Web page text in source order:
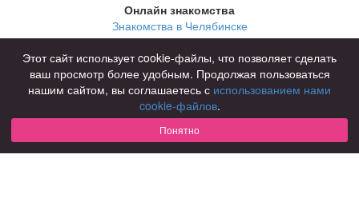
Онлайн знакомства
Знакомства в Челябинске
Знакомства в Омске
Знакомства в Нижнем Новгороде
Для чего
для брака и создания семьи
для любви и с/о
для дружбы
Этот сайт использует cookie-файлы, что позволяет сделать
ваш просмотр более удобным. Продолжая пользоваться
нашим сайтом, вы соглашаетесь с использованием нами
cookie-файлов.
Понятно